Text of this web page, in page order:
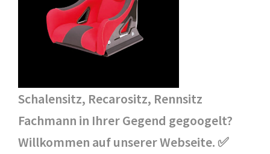
Schalensitz, Recarositz, Rennsitz
Fachmann in Ihrer Gegend gegoogelt?
Willkommen auf unserer Webseite. ✅